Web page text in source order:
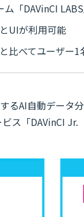
「DAVinCI
UIが利用可能
比べてユーザー
AI自動データ
ス「DAVinCI